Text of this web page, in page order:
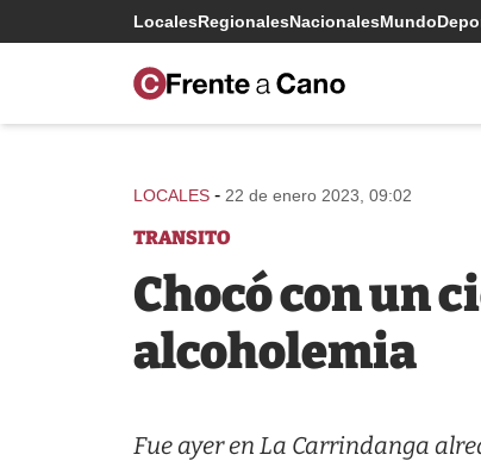
LocalesRegionalesNacionalesMundo
LOCALES - 22 de enero 2023, 09:02
TRANSITO
Chocó con un
alcoholemia
Fue ayer en La Carrindanga